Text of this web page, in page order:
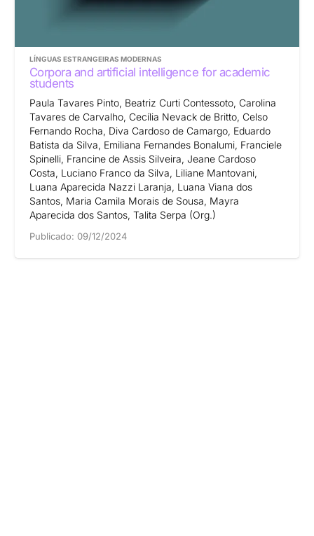
LÍNGUAS ESTRANGEIRAS MODERNAS
Corpora and artificial intelligence for academic
students
Paula Tavares Pinto, Beatriz Curti Contessoto, Carolina
Tavares de Carvalho, Cecília Nevack de Britto, Celso
Fernando Rocha, Diva Cardoso de Camargo, Eduardo
Batista da Silva, Emiliana Fernandes Bonalumi, Franciele
Spinelli, Francine de Assis Silveira, Jeane Cardoso
Costa, Luciano Franco da Silva, Liliane Mantovani,
Luana Aparecida Nazzi Laranja, Luana Viana dos
Santos, Maria Camila Morais de Sousa, Mayra
Aparecida dos Santos, Talita Serpa (Org.)
Publicado: 09/12/2024